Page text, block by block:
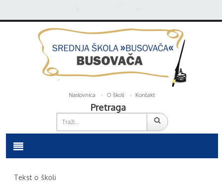
Naslovnica O školi Kontakt
Pretraga
Tekst o školi